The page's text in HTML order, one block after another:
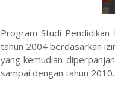
Program Studi
tahun 2004 berdasarkan
yang kemudian
sampai dengan tahun 2010.